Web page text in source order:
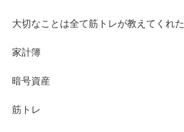
大切なことは全て筋トレが教えてくれた
家計簿
暗号資産
筋トレ